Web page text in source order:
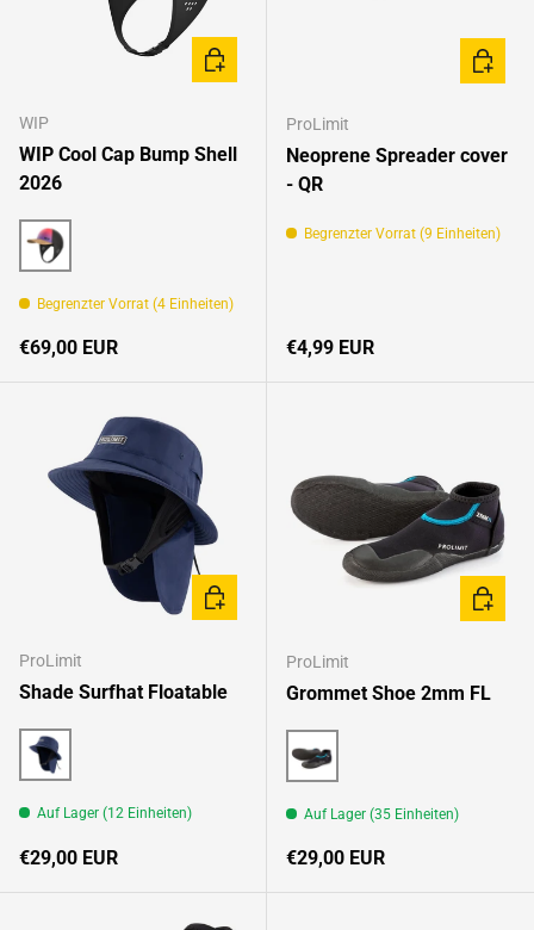
WIP
WIP Cool Cap Bump Shell
2026
Begrenzter Vorrat (4 Einheiten)
Normaler Preis
€69,00 EUR
OPTIONEN AUSWÄHLEN
ProLimit
Neoprene Spreader cover
- QR
Begrenzter Vorrat (9 Einheiten)
Normaler Preis
€4,99 EUR
ProLimit
Shade Surfhat Floatable
Auf Lager (12 Einheiten)
Normaler Preis
€29,00 EUR
OPTIONEN AUSWÄHLEN
ProLimit
Grommet Shoe 2mm FL
Auf Lager (35 Einheiten)
Normaler Preis
€29,00 EUR